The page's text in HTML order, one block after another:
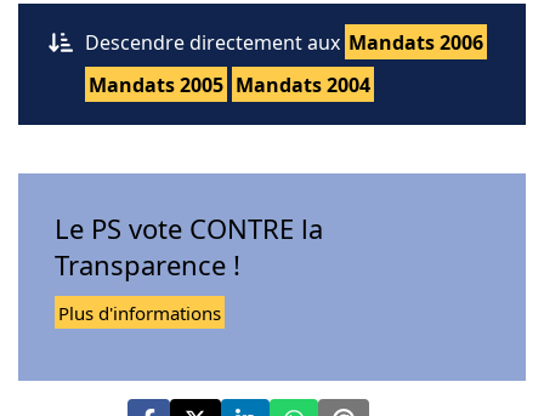
Descendre directement aux Mandats 2006
Mandats 2005 Mandats 2004
Le PS vote CONTRE la
Transparence !
Plus d'informations